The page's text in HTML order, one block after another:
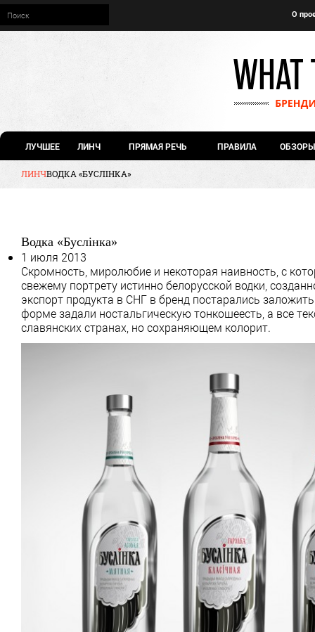
О
ЛУЧШЕЕ ЛИНЧ ПРЯМАЯ РЕЧЬ ПРАВИЛА ОБЗОРЫ
ЛИНЧВОДКА «БУСЛIНКА»
Водка «Буслiнка»
1 июля 2013
Скромность, миролюбие и некоторая наивность, с
свежему портрету истинно белорусской водки,
экспорт продукта в СНГ в бренд постарались
форме задали ностальгическую тонкошеесть, а все
славянских странах, но сохраняющем колорит.